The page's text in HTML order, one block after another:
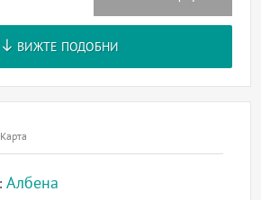
ВИЖТЕ ПОДОБНИ
Карта
Албена